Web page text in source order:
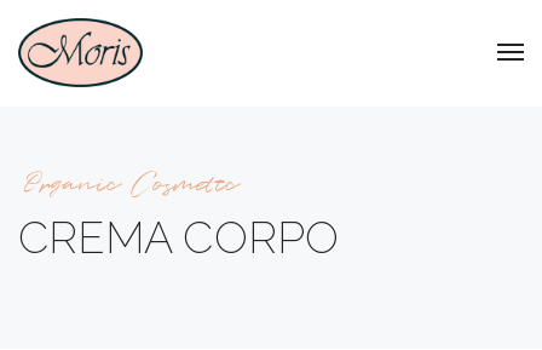
Organic Cosmetic
CREMA CORPO